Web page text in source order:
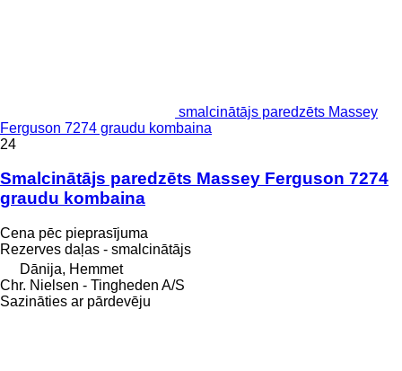
smalcinātājs paredzēts Massey
Ferguson 7274 graudu kombaina
24
Smalcinātājs paredzēts Massey Ferguson 7274
graudu kombaina
Cena pēc pieprasījuma
Rezerves daļas - smalcinātājs
Dānija, Hemmet
Chr. Nielsen - Tingheden A/S
Sazināties ar pārdevēju